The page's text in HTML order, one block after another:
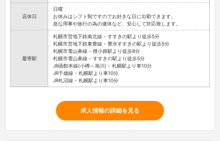
店休日
日曜
お休みはシフト制ですのでお好きな日に出勤できます。
急な用事や旅行の為の連休など、安心して対応致します。
最寄駅
札幌市営地下鉄南北線 - すすきの駅より徒歩5分
札幌市営地下鉄東豊線 - 豊水すすきの駅より徒歩5分
札幌市電山鼻線 - 狸小路駅より徒歩8分
札幌市電山鼻線 - すすきの駅より徒歩5分
JR函館本線(小樽～旭川) - 札幌駅より車10分
JR千歳線 - 札幌駅より車10分
JR札沼線 - 札幌駅より車10分
求人情報の詳細を見る